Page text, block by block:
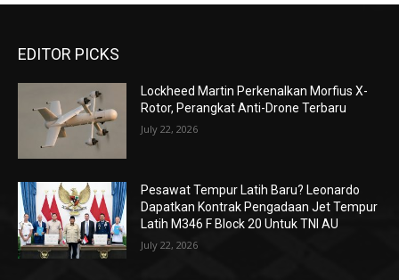
EDITOR PICKS
Lockheed Martin Perkenalkan Morfius X-
Rotor, Perangkat Anti-Drone Terbaru
July 22, 2026
Pesawat Tempur Latih Baru? Leonardo
Dapatkan Kontrak Pengadaan Jet Tempur
Latih M346 F Block 20 Untuk TNI AU
July 22, 2026